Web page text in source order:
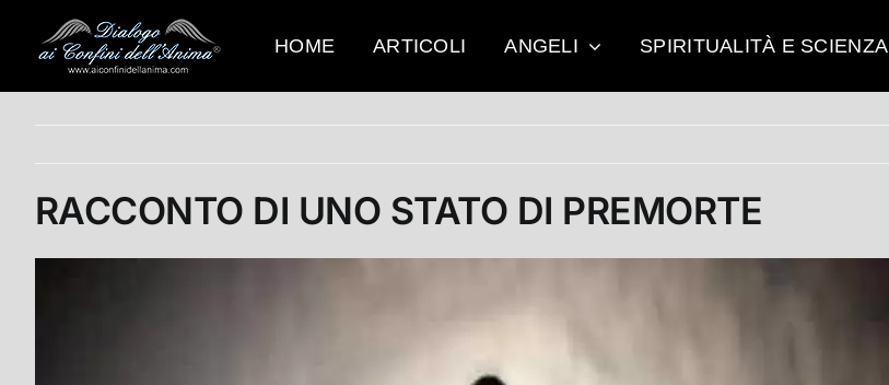
contenuto
HOME ARTICOLI ANGELI SPIRITUALITÀ E SCIENZA
RACCONTO DI UNO STATO DI PREMORTE